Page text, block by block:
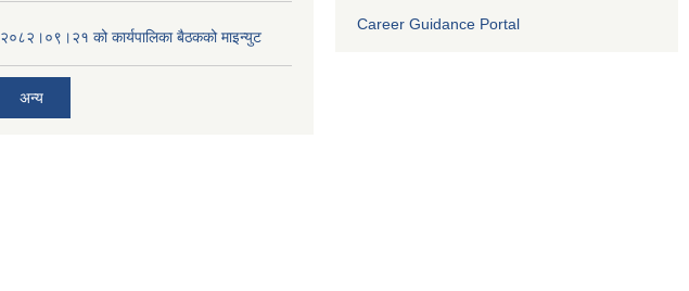
२०८२।०९।२१ को कार्यपालिका बैठकको माइन्युट
अन्य
Career Guidance Portal